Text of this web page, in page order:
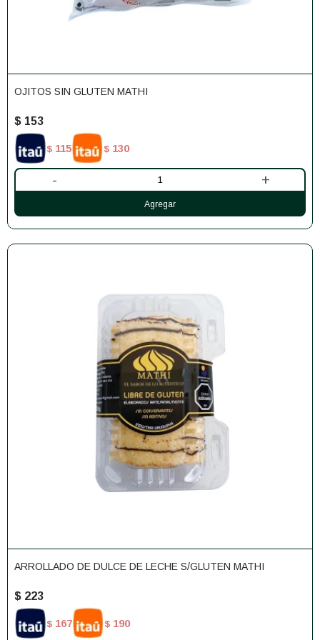
OJITOS SIN GLUTEN MATHI
$ 153
$ 115 $ 130
- +
ARROLLADO DE DULCE DE LECHE S/GLUTEN MATHI
$ 223
$ 167 $ 190